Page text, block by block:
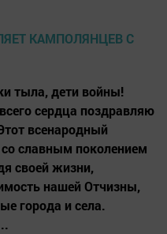
тыла, дети войны!
сердца поздравляю
всенародный
славным поколением
своей жизни,
нашей Отчизны,
города и села.